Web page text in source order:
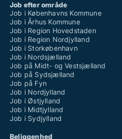
Job efter område
Job i Københavns Kommune
Job i Århus Kommune
Job i Region Hovedstaden
Job i Region Nordjylland
Job i Storkøbenhavn
Job i Nordsjælland
Job på Midt- og Vestsjælland
Job på Sydsjælland
Job på Fyn
Job i Nordjylland
Job i Østjylland
Job i Midtjylland
Job i Sydjylland
Beliggenhed